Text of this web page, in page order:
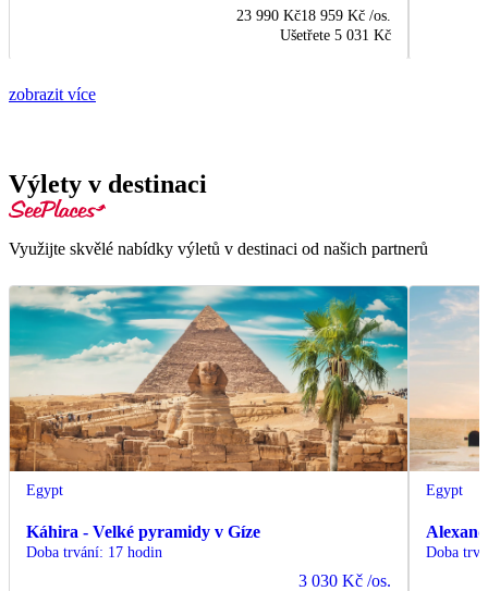
23 990 Kč18 959 Kč /os.
Ušetřete 5 031 Kč
zobrazit více
Výlety v destinaci
Využijte skvělé nabídky výletů v destinaci od našich partnerů
Egypt
Káhira - Velké pyramidy v Gíze
Doba trvání: 17 hodin
3 030 Kč /os.
Egypt
Doba